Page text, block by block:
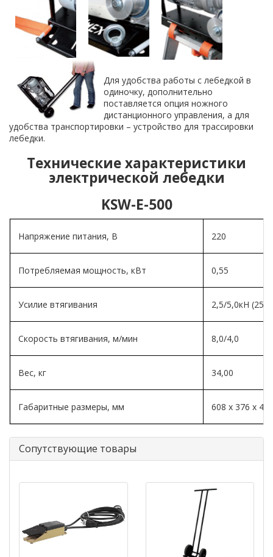
Для удобства работы с лебедкой в
одиночку, дополнительно
поставляется опция ножного
дистанционного управления, а для
удобства транспортировки – устройство для трассировки
лебедки.
Технические характеристики
электрической лебедки
KSW-E-500
Напряжение питания, В 220
Потребляемая мощность, кВт 0,55
Усилие втягивания 2,5/5,0кН
Скорость втягивания, м/мин 8,0/4,0
Вес, кг 34,00
Габаритные размеры, мм 608 х 376 х 400
Сопутствующие товары